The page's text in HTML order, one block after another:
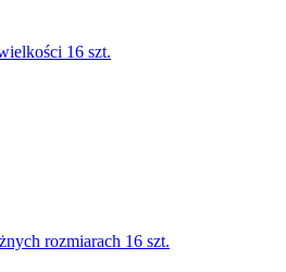
16 szt.
rozmiarach 16 szt.